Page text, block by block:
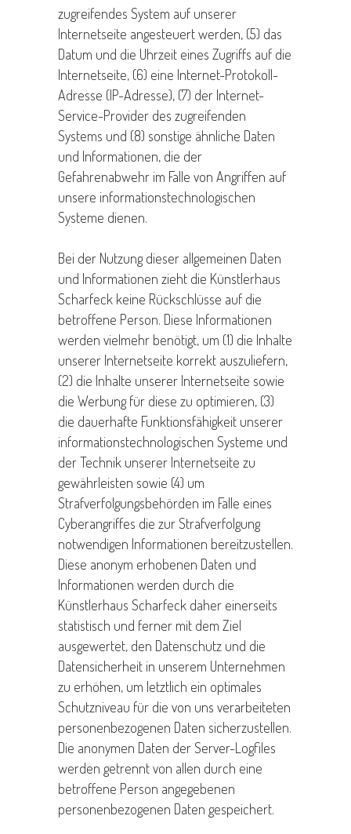
zugreifendes System auf unserer
Internetseite angesteuert werden, (5) das
Datum und die Uhrzeit eines Zugriffs auf die
Internetseite, (6) eine Internet-Protokoll-
Adresse (IP-Adresse), (7) der Internet-
Service-Provider des zugreifenden
Systems und (8) sonstige ähnliche Daten
und Informationen, die der
Gefahrenabwehr im Falle von Angriffen auf
unsere informationstechnologischen
Systeme dienen.
Bei der Nutzung dieser allgemeinen Daten
und Informationen zieht die Künstlerhaus
Scharfeck keine Rückschlüsse auf die
betroffene Person. Diese Informationen
werden vielmehr benötigt, um (1) die Inhalte
unserer Internetseite korrekt auszuliefern,
(2) die Inhalte unserer Internetseite sowie
die Werbung für diese zu optimieren, (3)
die dauerhafte Funktionsfähigkeit unserer
informationstechnologischen Systeme und
der Technik unserer Internetseite zu
gewährleisten sowie (4) um
Strafverfolgungsbehörden im Falle eines
Cyberangriffes die zur Strafverfolgung
notwendigen Informationen bereitzustellen.
Diese anonym erhobenen Daten und
Informationen werden durch die
Künstlerhaus Scharfeck daher einerseits
statistisch und ferner mit dem Ziel
ausgewertet, den Datenschutz und die
Datensicherheit in unserem Unternehmen
zu erhöhen, um letztlich ein optimales
Schutzniveau für die von uns verarbeiteten
personenbezogenen Daten sicherzustellen.
Die anonymen Daten der Server-Logfiles
werden getrennt von allen durch eine
betroffene Person angegebenen
personenbezogenen Daten gespeichert.